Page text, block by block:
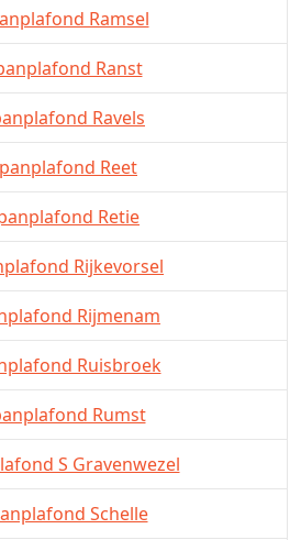
Ramsel
Ranst
Ravels
Reet
Retie
Rijkevorsel
Rijmenam
Ruisbroek
Rumst
S Gravenwezel
Schelle